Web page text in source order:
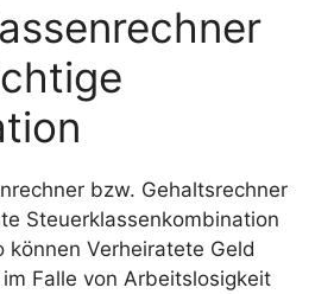
bzw. Gehaltsrechner
Steuerklassenkombination
können Verheiratete Geld
Falle von Arbeitslosigkeit